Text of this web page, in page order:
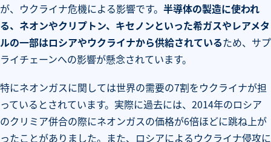
が、ウクライナ危機による影響です。 半導体の製造に使われ
る、ネオンやクリプトン、キセノンといった希ガスやレアメタ
ルの一部はロシアやウクライナから供給されているため、サプ
ライチェーンへの影響が懸念されています。
特にネオンガスに関しては世界の需要の7割をウクライナが担
っているとされています。実際に過去には、2014年のロシア
のクリミア併合の際にネオンガスの価格が6倍ほどに跳ね上が
ったことがありました。また、ロシアによるウクライナ侵攻に